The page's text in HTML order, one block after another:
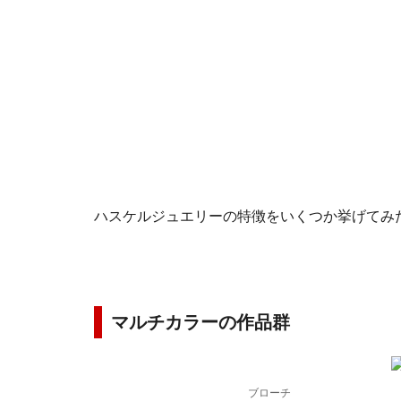
ハスケルジュエリーの特徴をいくつか挙げてみ
マルチカラーの作品群
ブローチ